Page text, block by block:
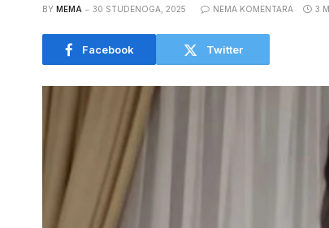
BY MEMA 30 STUDENOGA, 2025 NEMA KOMENTARA 3
Facebook Twitter